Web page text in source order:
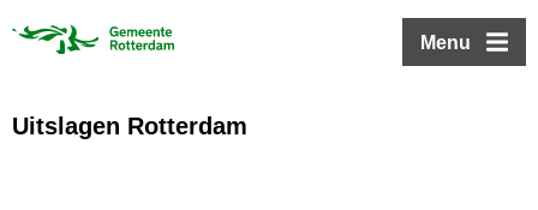
Menu
Uitslagen Rotterdam